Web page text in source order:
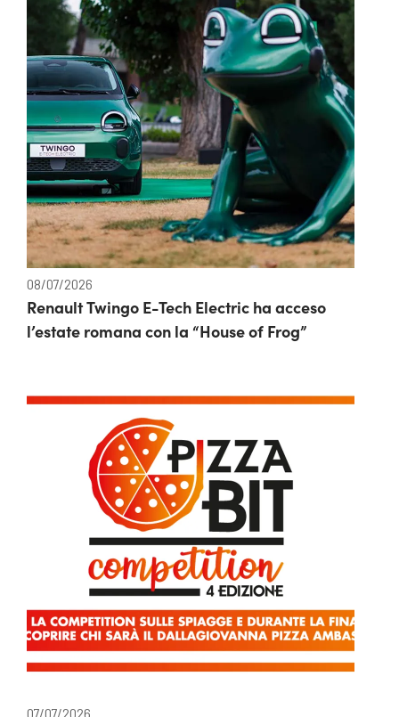
08/07/2026
Renault Twingo E-Tech Electric ha acceso
l’estate romana con la “House of Frog”
07/07/2026